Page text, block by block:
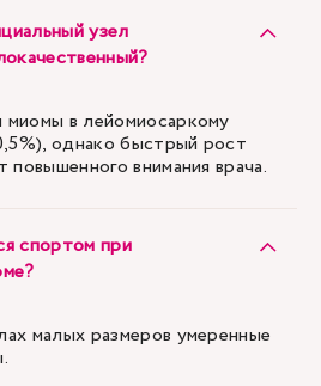
узел
в лейомиосаркому
однако быстрый рост
повышенного внимания врача.
спортом при
малых размеров умеренные